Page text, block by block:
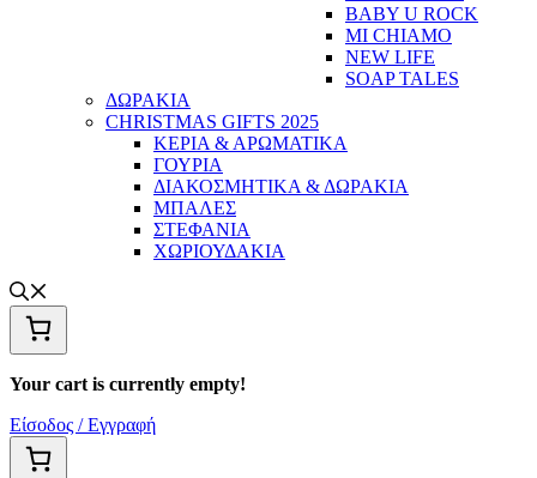
BABY U ROCK
MI CHIAMO
NEW LIFE
SOAP TALES
ΔΩΡΑΚΙΑ
CHRISTMAS GIFTS 2025
ΚΕΡΙΑ & ΑΡΩΜΑΤΙΚΑ
ΓΟΥΡΙΑ
ΔΙΑΚΟΣΜΗΤΙΚΑ & ΔΩΡΑΚΙΑ
ΜΠΑΛΕΣ
ΣΤΕΦΑΝΙΑ
ΧΩΡΙΟΥΔΑΚΙΑ
Your cart is currently empty!
Είσοδος / Εγγραφή